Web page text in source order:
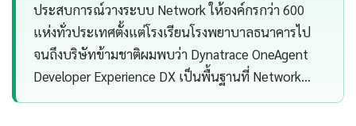
ประสบการณ์วางระบบ Network ให้องค์กรกว่า 600
แห่งทั่วประเทศตั้งแต่โรงเรียนโรงพยาบาลธนาคารไป
จนถึงบริษัทข้ามชาติผมพบว่า Dynatrace OneAgent
Developer Experience DX เป็นพื้นฐานที่ Network…